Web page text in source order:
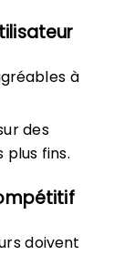
à
des
fins.
doivent